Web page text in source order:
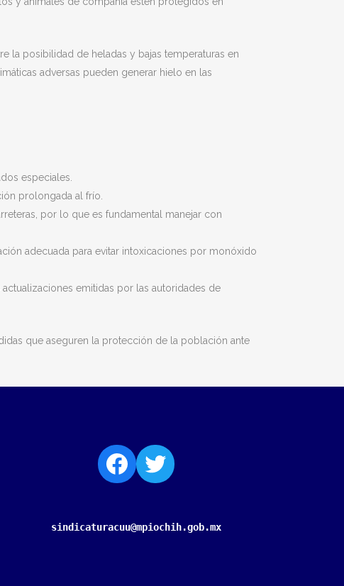
la posibilidad de heladas y bajas temperaturas en
adversas pueden generar hielo en las
especiales.
prolongada al frío.
por lo que es fundamental manejar con
adecuada para evitar intoxicaciones por monóxido
emitidas por las autoridades de
que aseguren la protección de la población ante
sindicaturacuu@mpiochih.gob.mx